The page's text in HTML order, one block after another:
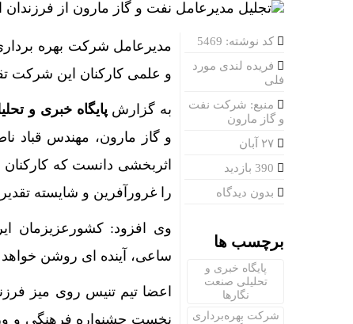
کد نوشته: 5469
فریده لندی مورد
فلی
منبع: شرکت نفت
و گاز مارون
بدون دیدگاه
برچسب ها
پایگاه خبری و
تحلیلی صنعت
نگارها
شرکت بهره‌برداری
و علمی کارکنان این شرکت
به گزارشپایگاه خبری و
و گاز مارون، مهندس قباد
اثربخشی دانست که
را غرورآفرین و شایسته
وی افزود: کشورعزیزمان
ساعی، آینده ای روشن
اعضا تیم تنیس روی میز